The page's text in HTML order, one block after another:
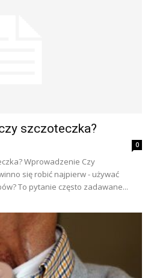
szczoteczka?
0
Wprowadzenie Czy
się robić najpierw - używać
To pytanie często zadawane...